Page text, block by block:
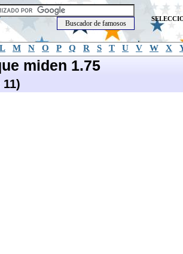
L M N O P Q R S T U V W X
miden 1.75